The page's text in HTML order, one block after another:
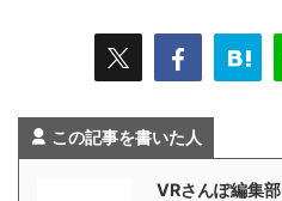
この記事を書いた人
VRさんぽ編集部